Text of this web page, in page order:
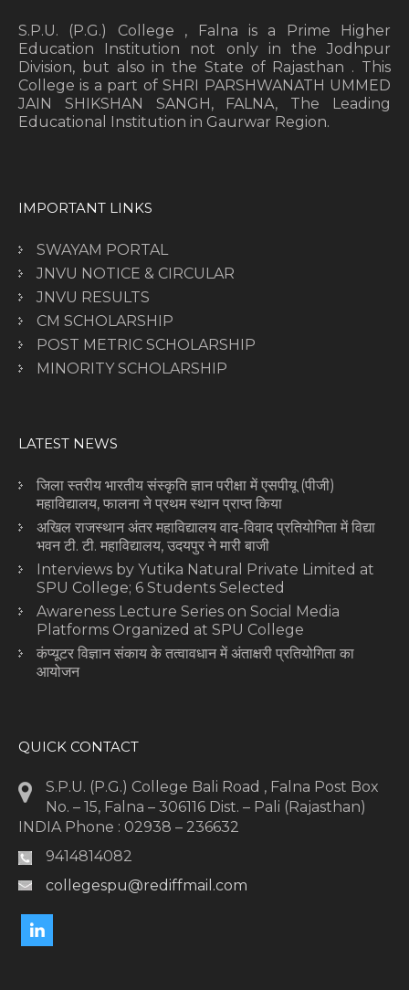
S.P.U. (P.G.) College , Falna is a Prime Higher
Education Institution not only in the Jodhpur
Division, but also in the State of Rajasthan . This
College is a part of SHRI PARSHWANATH UMMED
JAIN SHIKSHAN SANGH, FALNA, The Leading
Educational Institution in Gaurwar Region.
IMPORTANT LINKS
SWAYAM PORTAL
JNVU NOTICE & CIRCULAR
JNVU RESULTS
CM SCHOLARSHIP
POST METRIC SCHOLARSHIP
MINORITY SCHOLARSHIP
LATEST NEWS
जिला स्तरीय भारतीय संस्कृति ज्ञान परीक्षा में एसपीयू (पीजी)
महाविद्यालय, फालना ने प्रथम स्थान प्राप्त किया
अखिल राजस्थान अंतर महाविद्यालय वाद-विवाद प्रतियोगिता में विद्या
भवन टी. टी. महाविद्यालय, उदयपुर ने मारी बाजी
Interviews by Yutika Natural Private Limited at
SPU College; 6 Students Selected
Awareness Lecture Series on Social Media
Platforms Organized at SPU College
कंप्यूटर विज्ञान संकाय के तत्वावधान में अंताक्षरी प्रतियोगिता का
आयोजन
QUICK CONTACT
S.P.U. (P.G.) College Bali Road , Falna Post Box
No. – 15, Falna – 306116 Dist. – Pali (Rajasthan)
INDIA Phone : 02938 – 236632
9414814082
collegespu@rediffmail.com